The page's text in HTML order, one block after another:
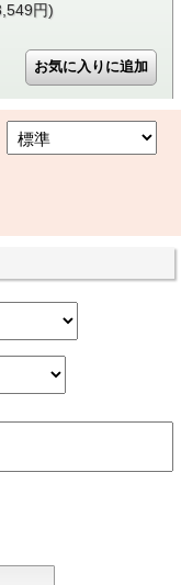
円)